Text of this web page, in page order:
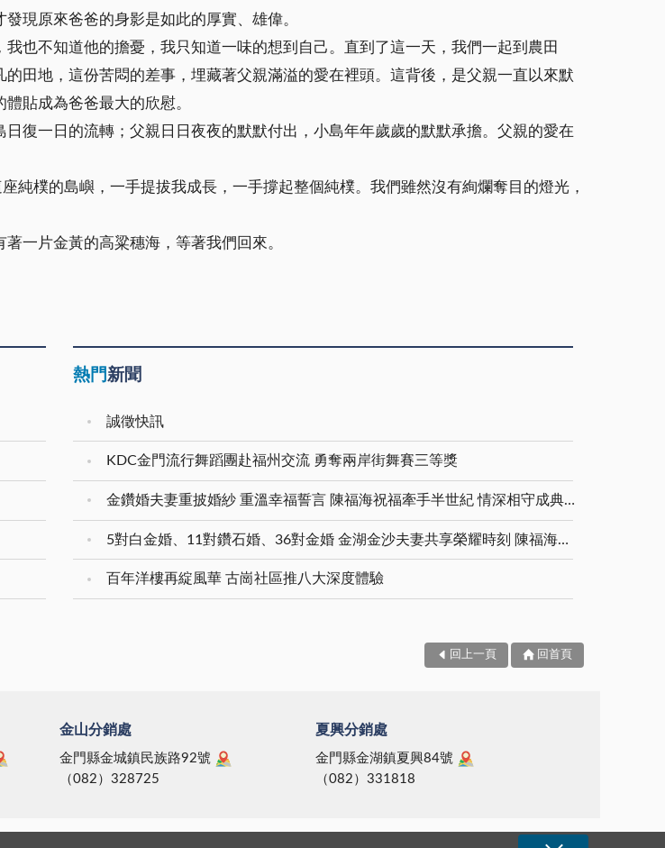
現原來爸爸的身影是如此的厚實、雄偉。
也不知道他的擔憂，我只知道一味的想到自己。直到了這一天，我們一起到農田
田地，這份苦悶的差事，埋藏著父親滿溢的愛在裡頭。這背後，是父親一直以來默
貼成為爸爸最大的欣慰。
復一日的流轉；父親日日夜夜的默默付出，小島年年歲歲的默默承擔。父親的愛在
純樸的島嶼，一手提拔我成長，一手撐起整個純樸。我們雖然沒有絢爛奪目的燈光，
一片金黃的高粱穗海，等著我們回來。
熱門新聞
誠徵快訊
KDC金門流行舞蹈團赴福州交流 勇奪兩岸街舞賽三等獎
金鑽婚夫妻重披婚紗 重溫幸福誓言 陳福海祝福牽手半世紀 情深相守成典範
5對白金婚、11對鑽石婚、36對金婚 金湖金沙夫妻共享榮耀時刻 陳福海表揚金鑽婚夫妻 向半世紀相守家庭典範致敬
百年洋樓再綻風華 古崗社區推八大深度體驗
回上一頁 回首頁
金山分銷處
金門縣金城鎮民族路92號
（082）328725
夏興分銷處
金門縣金湖鎮夏興84號
（082）331818